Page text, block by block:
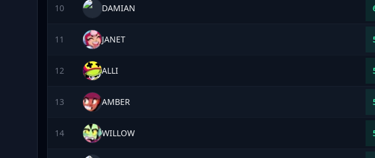
10 DAMIAN
11 JANET
12 ALLI
13 AMBER
14 WILLOW